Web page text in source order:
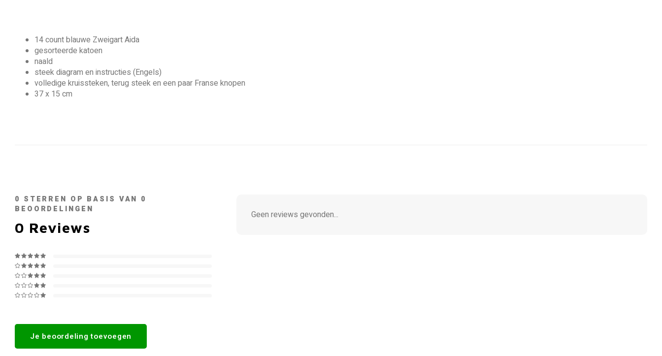
14 count blauwe Zweigart Aida
gesorteerde katoen
naald
steek diagram en instructies (Engels)
volledige kruissteken, terug steek en een paar Franse knopen
37 x 15 cm
0 STERREN OP BASIS VAN 0
BEOORDELINGEN
0 Reviews
Je beoordeling toevoegen
Geen reviews gevonden...